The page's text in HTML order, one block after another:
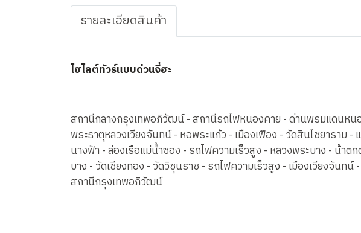
รายละเอียดสินค้า
ไฮไลต์ทัวร์แบบด่วนจี๋ฮะ
สถานีกลางกรุงเทพอภิวัฒน์ - สถานีรถไฟหนองคาย - ด่านพรมแดนหนอ
พระธาตุหลวงเวียงจันทน์ - หอพระแก้ว - เมืองเฟือง - วัดสินไชยาราม -
นางฟ้า - ล่องเรือแม่น้ำซอง - รถไฟความเร็วสูง - หลวงพระบาง - น้ํา
บาง - วัดเชียงทอง - วัดวิชุนราช - รถไฟความเร็วสูง - เมืองเวียงจัน
สถานีกรุงเทพอภิวัฒน์